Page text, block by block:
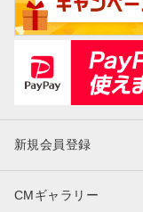
新規会員登録
CMギャラリー